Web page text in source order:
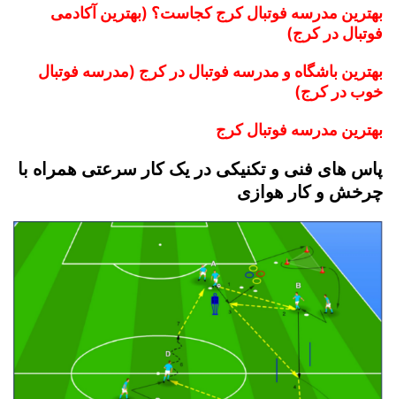
بهترین مدرسه فوتبال کرج کجاست؟ (بهترین آکادمی
فوتبال در کرج)
بهترین باشگاه و مدرسه فوتبال در کرج (مدرسه فوتبال
خوب در کرج)
بهترین مدرسه فوتبال کرج
پاس های فنی و تکنیکی در یک کار سرعتی همراه با
چرخش و کار هوازی